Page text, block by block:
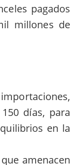
pagados
millones de
días, para
en la
amenacen